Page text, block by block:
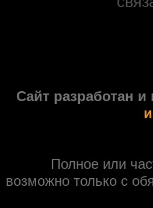
Сайт разработан
Полное или
возможно только с